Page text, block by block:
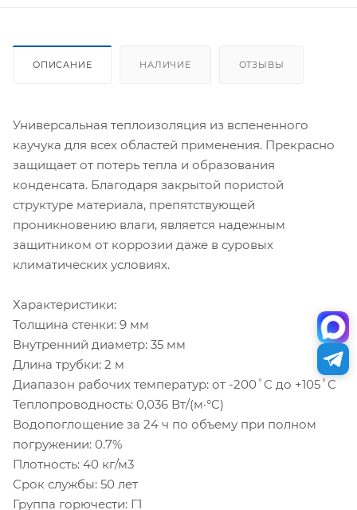
ОПИСАНИЕ НАЛИЧИЕ ОТЗЫВЫ
Универсальная теплоизоляция из вспененного
каучука для всех областей применения. Прекрасно
защищает от потерь тепла и образования
конденсата. Благодаря закрытой пористой
структуре материала, препятствующей
проникновению влаги, является надежным
защитником от коррозии даже в суровых
климатических условиях.
Характеристики:
Толщина стенки: 9 мм
Внутренний диаметр: 35 мм
Длина трубки: 2 м
Диапазон рабочих температур: от -200˚С до +105˚С
Теплопроводность: 0,036 Вт/(м·°C)
Водопоглощение за 24 ч по объему при полном
погружении: 0.7%
Плотность: 40 кг/м3
Срок службы: 50 лет
Группа горючести: Г1